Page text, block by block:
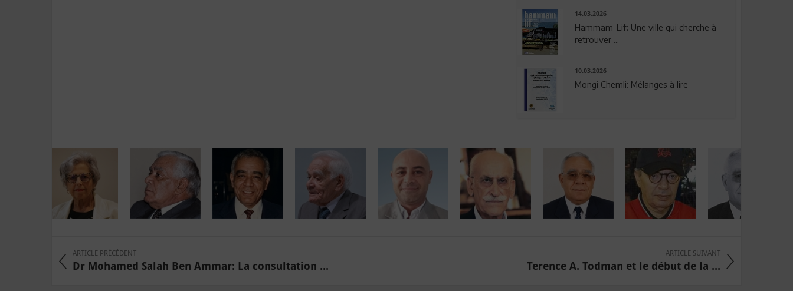
14.03.2026
Hammam-Lif: Une ville qui cherche à
retrouver ...
10.03.2026
Mongi Chemli: Mélanges à lire
ARTICLE PRÉCÉDENT
Dr Mohamed Salah Ben Ammar: La consultation ...
ARTICLE SUIVANT
Terence A. Todman et le début de la ...